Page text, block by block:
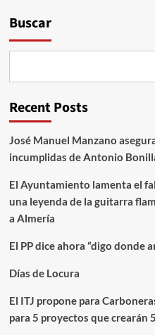
Buscar
Recent Posts
José Manuel Manzano
incumplidas de Antonio
El Ayuntamiento lamenta el
una leyenda de la guitarra
a Almería
El PP dice ahora “digo donde
Días de Locura
El ITJ propone para
para 5 proyectos que crearán